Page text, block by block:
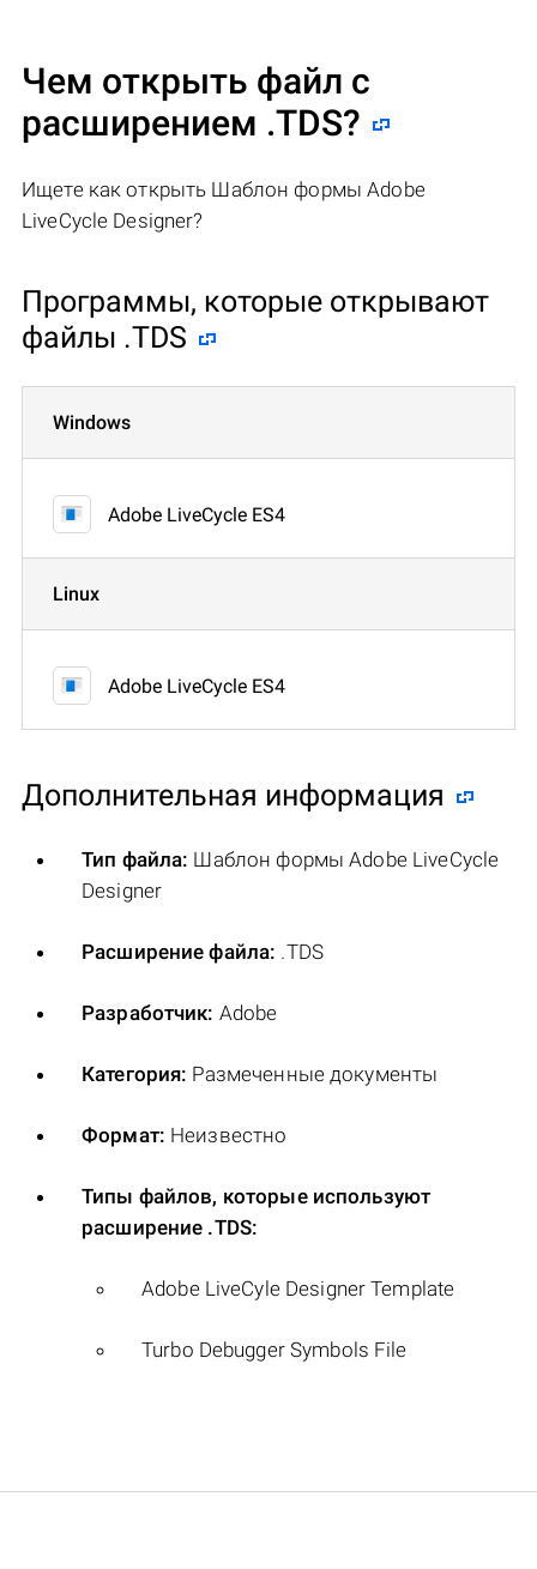
Чем открыть файл с
расширением .TDS?
Ищете как открыть Шаблон формы Adobe
LiveCycle Designer?
Программы, которые открывают
файлы .TDS
Windows
Adobe LiveCycle ES4
Linux
Adobe LiveCycle ES4
Дополнительная информация
Тип файла: Шаблон формы Adobe LiveCycle
Designer
Расширение файла: .TDS
Разработчик: Adobe
Категория: Размеченные документы
Формат: Неизвестно
Типы файлов, которые используют
расширение .TDS:
Adobe LiveCyle Designer Template
Turbo Debugger Symbols File